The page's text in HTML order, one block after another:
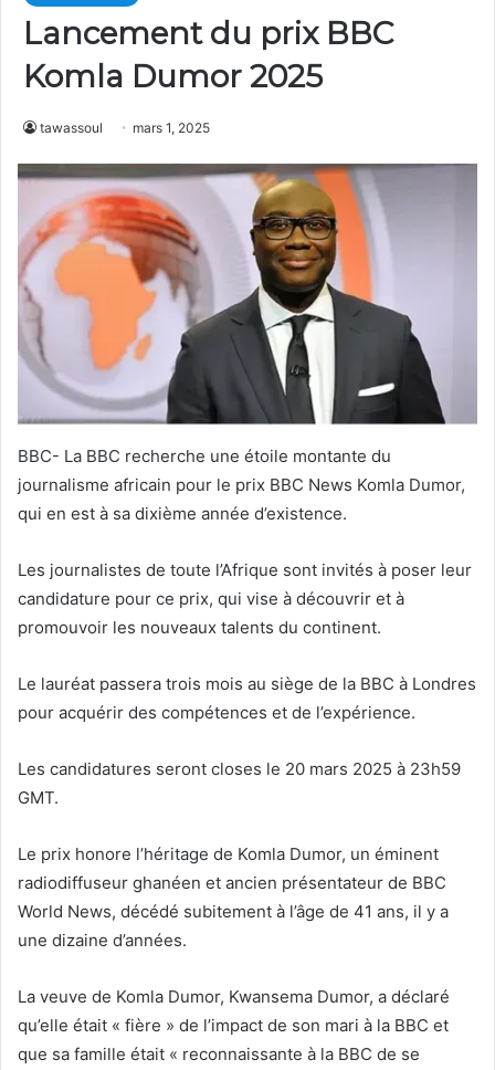
Lancement du prix BBC
Komla Dumor 2025
tawassoul mars 1, 2025
BBC- La BBC recherche une étoile montante du
journalisme africain pour le prix BBC News Komla Dumor,
qui en est à sa dixième année d’existence.
Les journalistes de toute l’Afrique sont invités à poser leur
candidature pour ce prix, qui vise à découvrir et à
promouvoir les nouveaux talents du continent.
Le lauréat passera trois mois au siège de la BBC à Londres
pour acquérir des compétences et de l’expérience.
Les candidatures seront closes le 20 mars 2025 à 23h59
GMT.
Le prix honore l’héritage de Komla Dumor, un éminent
radiodiffuseur ghanéen et ancien présentateur de BBC
World News, décédé subitement à l’âge de 41 ans, il y a
une dizaine d’années.
La veuve de Komla Dumor, Kwansema Dumor, a déclaré
qu’elle était « fière » de l’impact de son mari à la BBC et
que sa famille était « reconnaissante à la BBC de se